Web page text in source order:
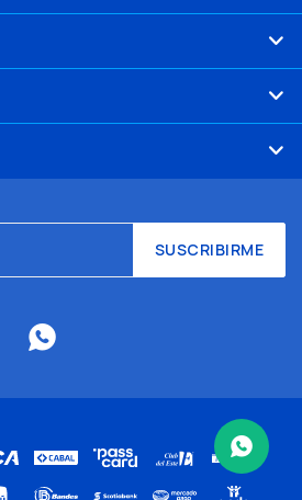
SUSCRIBIRME
